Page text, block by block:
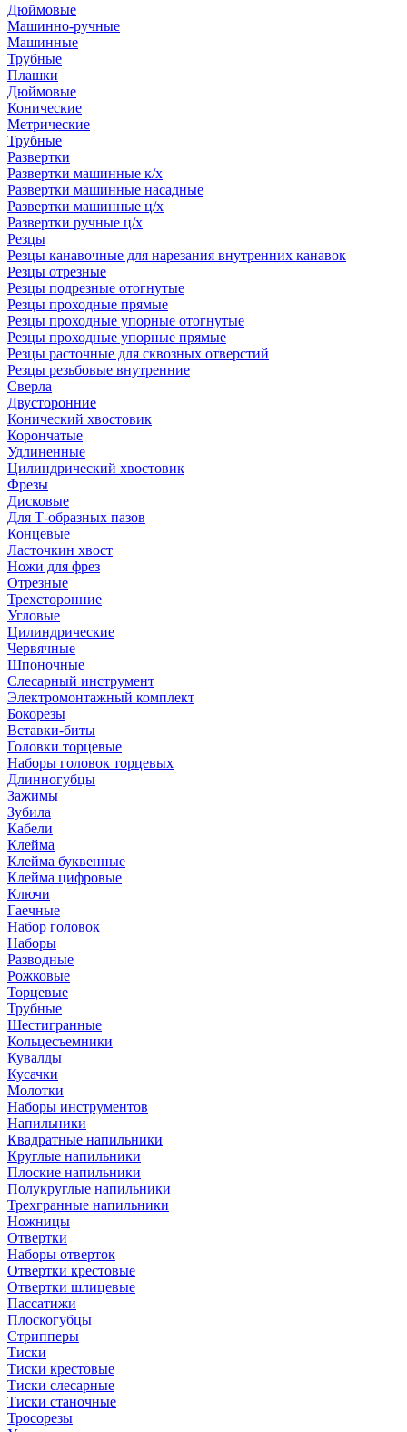
Дюймовые
Машинно-ручные
Машинные
Трубные
Плашки
Дюймовые
Конические
Метрические
Трубные
Развертки
Развертки машинные к/х
Развертки машинные насадные
Развертки машинные ц/х
Развертки ручные ц/х
Резцы
Резцы канавочные для нарезания внутренних канавок
Резцы отрезные
Резцы подрезные отогнутые
Резцы проходные прямые
Резцы проходные упорные отогнутые
Резцы проходные упорные прямые
Резцы расточные для сквозных отверстий
Резцы резьбовые внутренние
Сверла
Двусторонние
Конический хвостовик
Корончатые
Удлиненные
Цилиндрический хвостовик
Фрезы
Дисковые
Для Т-образных пазов
Концевые
Ласточкин хвост
Ножи для фрез
Отрезные
Трехсторонние
Угловые
Цилиндрические
Червячные
Шпоночные
Слесарный инструмент
Электромонтажный комплект
Бокорезы
Вставки-биты
Головки торцевые
Наборы головок торцевых
Длинногубцы
Зажимы
Зубила
Кабели
Клейма
Клейма буквенные
Клейма цифровые
Ключи
Гаечные
Набор головок
Наборы
Разводные
Рожковые
Торцевые
Трубные
Шестигранные
Кольцесъемники
Кувалды
Кусачки
Молотки
Наборы инструментов
Напильники
Квадратные напильники
Круглые напильники
Плоские напильники
Полукруглые напильники
Трехгранные напильники
Ножницы
Отвертки
Наборы отверток
Отвертки крестовые
Отвертки шлицевые
Пассатижи
Плоскогубцы
Стрипперы
Тиски
Тиски крестовые
Тиски слесарные
Тиски станочные
Тросорезы